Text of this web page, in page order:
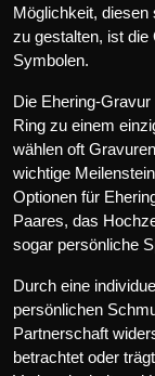
Möglichkeit,
zu gestalten, ist die
Symbolen.
Die Ehering-
Ring zu einem
wählen oft
wichtige
Optionen für
Paares, das
sogar persönliche
Durch eine
persönlichen
Partnerschaft
betrachtet oder